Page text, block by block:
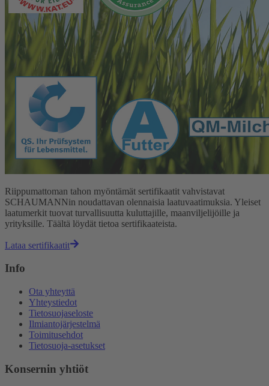
Riippumattoman tahon myöntämät sertifikaatit vahvistavat
SCHAUMANNin noudattavan olennaisia laatuvaatimuksia. Yleiset
laatumerkit tuovat turvallisuutta kuluttajille, maanviljelijöille ja
yrityksille. Täältä löydät tietoa sertifikaateista.
Lataa sertifikaatit
Info
Ota yhteyttä
Yhteystiedot
Tietosuojaseloste
Ilmiantojärjestelmä
Toimitusehdot
Tietosuoja-asetukset
Konsernin yhtiöt